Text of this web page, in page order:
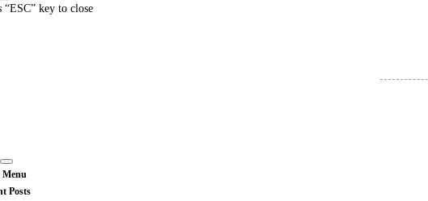
“ESC” key to close
Menu
Posts